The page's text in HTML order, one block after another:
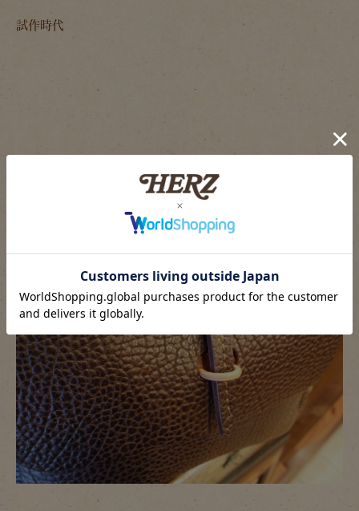
試作時代
デザインと使い勝手で一番の特徴は、金具を使わないフタの